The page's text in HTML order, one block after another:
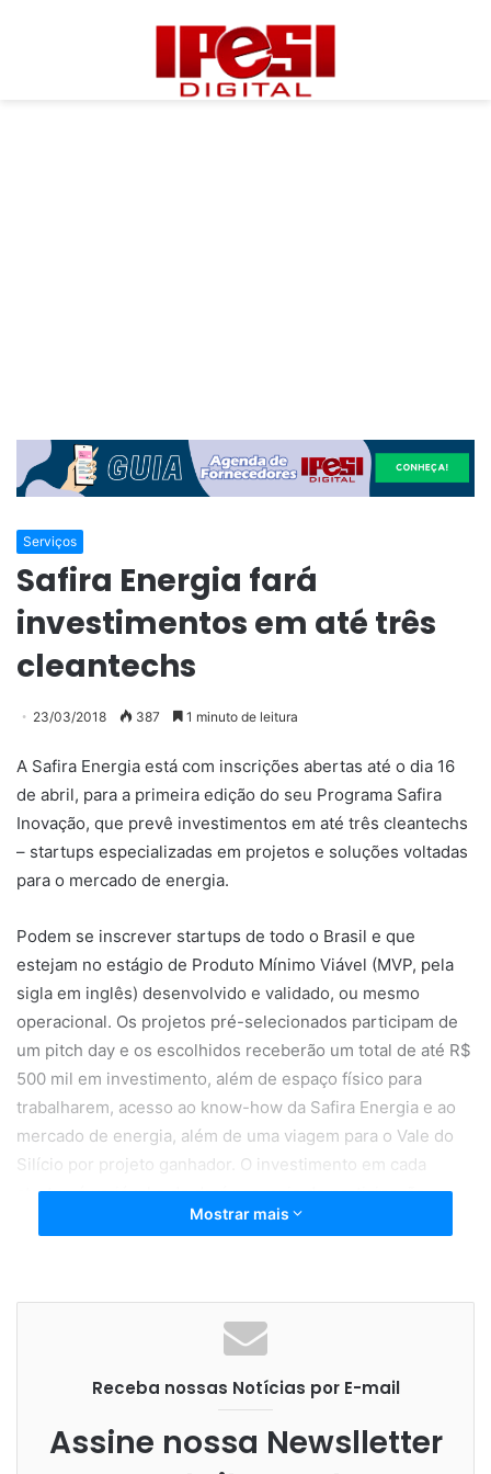
Serviços
Safira Energia fará
investimentos em até três
cleantechs
23/03/2018 387 1 minuto de leitura
A Safira Energia está com inscrições abertas até o dia 16
de abril, para a primeira edição do seu Programa Safira
Inovação, que prevê investimentos em até três cleantechs
– startups especializadas em projetos e soluções voltadas
para o mercado de energia.
Podem se inscrever startups de todo o Brasil e que
estejam no estágio de Produto Mínimo Viável (MVP, pela
sigla em inglês) desenvolvido e validado, ou mesmo
operacional. Os projetos pré-selecionados participam de
um pitch day e os escolhidos receberão um total de até R$
500 mil em investimento, além de espaço físico para
trabalharem, acesso ao know-how da Safira Energia e ao
mercado de energia, além de uma viagem para o Vale do
Silício por projeto ganhador. O investimento em cada
startup é variável e de dará por meio de participação
societária (equity) e a propriedade intelectual do projeto
As cleantechs interessadas em participar do programa
devem se inscrever no site da SartSe, no
h . Os projetos pré-selecionados
serão conhecidos no dia 19 de abril. Já o pitch day, que é
banca avaliadora, formada por diretores e executivos da
Mostrar mais
Receba nossas Notícias por E-mail
Assine nossa Newslletter